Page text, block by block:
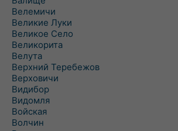
Велемичи
Великие Луки
Великое Село
Великорита
Велута
Верхний Теребежов
Верховичи
Видибор
Видомля
Войская
Волчин